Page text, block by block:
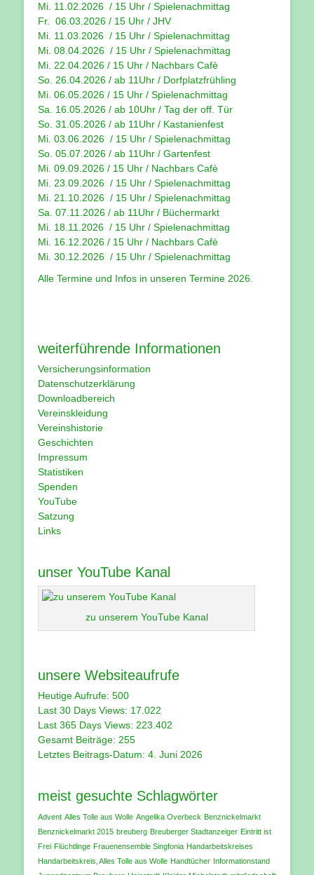
Mi. 11.02.2026 / 15 Uhr / Spielenachmittag
Fr. 06.03.2026 / 15 Uhr / JHV
Mi. 11.03.2026 / 15 Uhr / Spielenachmittag
Mi. 08.04.2026 / 15 Uhr / Spielenachmittag
Mi. 22.04.2026 / 15 Uhr / Nachbars Cafè
So. 26.04.2026 / ab 11Uhr / Dorfplatzfrühling
Mi. 06.05.2026 / 15 Uhr / Spielenachmittag
Sa. 16.05.2026 / ab 10Uhr / Tag der off. Tür
So. 31.05.2026 / ab 11Uhr / Kastanienfest
Mi. 03.06.2026 / 15 Uhr / Spielenachmittag
So. 05.07.2026 / ab 11Uhr / Gartenfest
Mi. 09.09.2026 / 15 Uhr / Nachbars Cafè
Mi. 23.09.2026 / 15 Uhr / Spielenachmittag
Mi. 21.10.2026 / 15 Uhr / Spielenachmittag
Sa. 07.11.2026 / ab 11Uhr / Büchermarkt
Mi. 18.11.2026 / 15 Uhr / Spielenachmittag
Mi. 16.12.2026 / 15 Uhr / Nachbars Cafè
Mi. 30.12.2026 / 15 Uhr / Spielenachmittag
Alle Termine und Infos in unseren Termine 2026
weiterführende Informationen
Versicherungsinformation
Datenschutzerklärung
Downloadbereich
Vereinskleidung
Vereinshistorie
Geschichten
Impressum
Statistiken
Spenden
YouTube
Satzung
Links
unser YouTube Kanal
zu unserem YouTube Kanal
unsere Websiteaufrufe
Heutige Aufrufe: 500
Last 30 Days Views: 17.022
Last 365 Days Views: 223.402
Gesamt Beiträge: 255
Letztes Beitrags-Datum: 4. Juni 2026
meist gesuchte Schlagwörter
Advent Alles Tolle aus Wolle Angelika Overbeck Benznickelmarkt
Benznickelmarkt 2015 breuberg Breuberger Stadtanzeiger Eintritt ist
Frei Flüchtlinge Frauenensemble Singfonia Handarbeitskreises
Handarbeitskreis‚ Alles Tolle aus Wolle Handtücher Informationstand